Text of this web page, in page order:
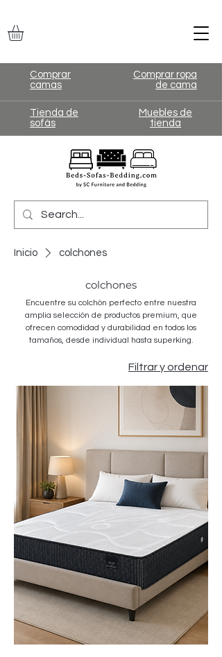
Comprar
camas
Comprar ropa
de cama
Tienda de
sofás
Muebles de
tienda
Inicio colchones
colchones
Encuentre su colchón perfecto entre nuestra
amplia selección de productos premium, que
ofrecen comodidad y durabilidad en todos los
tamaños, desde individual hasta superking.
Filtrar y ordenar